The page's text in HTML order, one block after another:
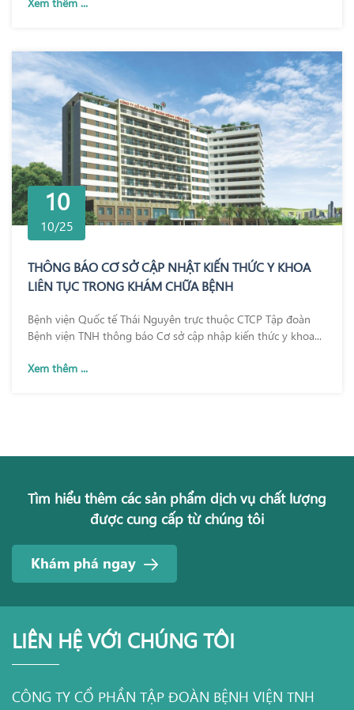
10
10/25
THÔNG BÁO CƠ SỞ CẬP NHẬT KIẾN THỨC Y KHOA
LIÊN TỤC TRONG KHÁM CHỮA BỆNH
Bệnh viện Quốc tế Thái Nguyên trực thuộc CTCP Tập đoàn
Bệnh viện TNH thông báo Cơ sở cập nhập kiến thức y khoa...
Xem thêm ...
Tìm hiểu thêm các sản phẩm dịch vụ chất lượng
được cung cấp từ chúng tôi
Khám phá ngay
LIÊN HỆ VỚI CHÚNG TÔI
CÔNG TY CỔ PHẦN TẬP ĐOÀN BỆNH VIỆN TNH